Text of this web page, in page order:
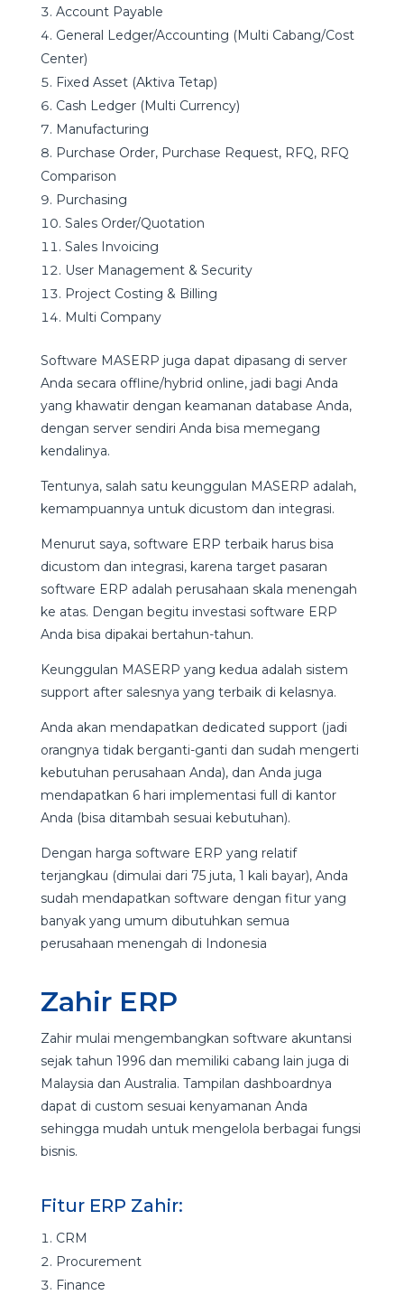
Account Payable
General Ledger/Accounting (Multi Cabang/Cost
Center)
Fixed Asset (Aktiva Tetap)
Cash Ledger (Multi Currency)
Manufacturing
Purchase Order, Purchase Request, RFQ, RFQ
Comparison
Purchasing
Sales Order/Quotation
Sales Invoicing
User Management & Security
Project Costing & Billing
Multi Company
Software MASERP juga dapat dipasang di server
Anda secara offline/hybrid online, jadi bagi Anda
yang khawatir dengan keamanan database Anda,
dengan server sendiri Anda bisa memegang
kendalinya.
Tentunya, salah satu keunggulan MASERP adalah,
kemampuannya untuk dicustom dan integrasi.
Menurut saya, software ERP terbaik harus bisa
dicustom dan integrasi, karena target pasaran
software ERP adalah perusahaan skala menengah
ke atas. Dengan begitu investasi software ERP
Anda bisa dipakai bertahun-tahun.
Keunggulan MASERP yang kedua adalah sistem
support after salesnya yang terbaik di kelasnya.
Anda akan mendapatkan dedicated support (jadi
orangnya tidak berganti-ganti dan sudah mengerti
kebutuhan perusahaan Anda), dan Anda juga
mendapatkan 6 hari implementasi full di kantor
Anda (bisa ditambah sesuai kebutuhan).
Dengan harga software ERP yang relatif
terjangkau (dimulai dari 75 juta, 1 kali bayar), Anda
sudah mendapatkan software dengan fitur yang
banyak yang umum dibutuhkan semua
perusahaan menengah di Indonesia
Zahir ERP
Zahir mulai mengembangkan software akuntansi
sejak tahun 1996 dan memiliki cabang lain juga di
Malaysia dan Australia. Tampilan dashboardnya
dapat di custom sesuai kenyamanan Anda
sehingga mudah untuk mengelola berbagai fungsi
bisnis.
Fitur ERP Zahir:
CRM
Procurement
Finance